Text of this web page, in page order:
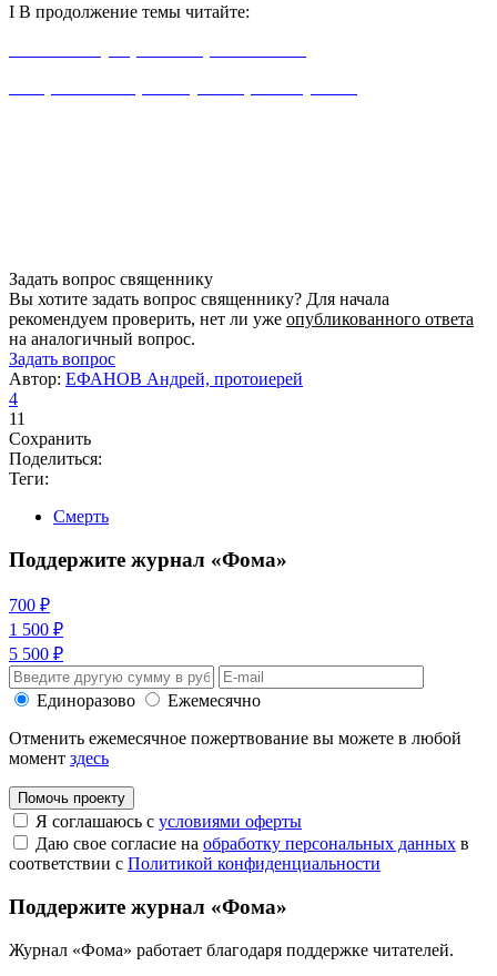
I В продолжение темы читайте:
Задать вопрос священнику
Вы хотите задать вопрос священнику? Для начала
рекомендуем проверить, нет ли уже опубликованного ответа
на аналогичный вопрос.
Задать вопрос
Автор: ЕФАНОВ Андрей, протоиерей
4
11
Сохранить
Поделиться:
Теги:
Смерть
Поддержите журнал «Фома»
700 ₽
1 500 ₽
5 500 ₽
Единоразово
Ежемесячно
Отменить ежемесячное пожертвование вы можете в любой
момент здесь
Помочь проекту
Я соглашаюсь с условиями оферты
Даю свое согласие на обработку персональных данных в
соответствии с Политикой конфиденциальности
Поддержите журнал «Фома»
Журнал «Фома» работает благодаря поддержке читателей.